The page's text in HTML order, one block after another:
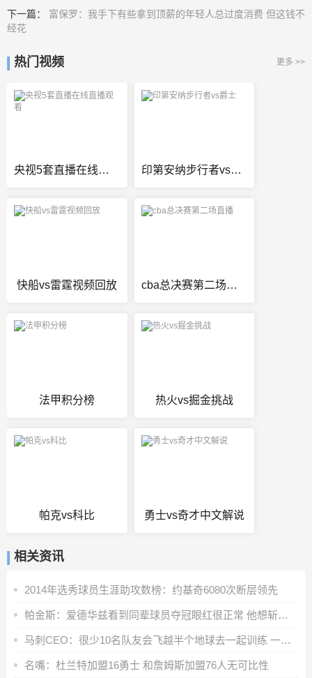
下一篇： 富保罗：我手下有些拿到顶薪的年轻人总过度消费 但这钱不
经花
热门视频 更多 >>
央视5套直播在线直播观看 印第安纳步行者vs爵士
快船vs雷霆视频回放 cba总决赛第二场直播
法甲积分榜 热火vs掘金挑战
帕克vs科比 勇士vs奇才中文解说
相关资讯
2014年选秀球员生涯助攻数榜：约基奇6080次断层领先
帕金斯：爱德华兹看到同辈球员夺冠眼红很正常 他想斩获更多荣誉
马刺CEO：很少10名队友会飞越半个地球去一起训练 一切都因为文班
名嘴：杜兰特加盟16勇士 和詹姆斯加盟76人无可比性